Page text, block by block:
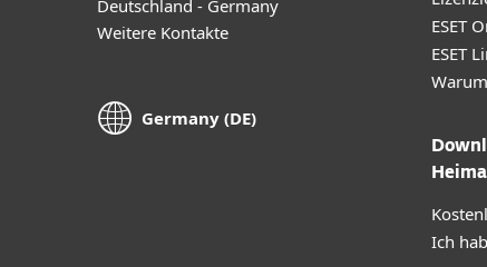
Deutschland - Germany
Weitere Kontakte
Germany (DE)
ESET
ESET
Warum
Ich